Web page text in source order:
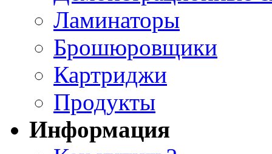
Ламинаторы
Брошюровщики
Картриджи
Продукты
Информация